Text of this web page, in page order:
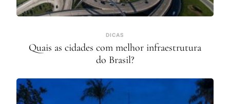
DICAS
Quais as cidades com melhor infraestrutura
do Brasil?